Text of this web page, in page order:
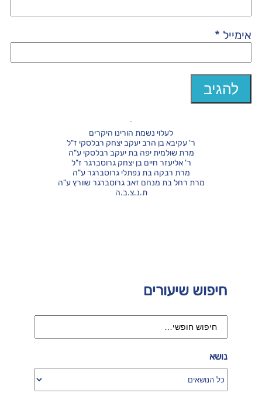
אימייל *
חיפוש שיעורים
נושא
לעלוי נשמת הורינו היקרים
ר' עקיבא בן הרב יעקב יצחק רבלסקי ז"ל
מרת שולמית יפה בת יעקב רבלסקי ע"ה
ר' אליעזר חיים בן יצחק גרוסברגר ז"ל
מרת רבקה בת נפתלי גרוסברגר ע"ה
מרת רחל בת מנחם זאב גרוסברגר שוורץ ע"ה
ת.נ.צ.ב.ה